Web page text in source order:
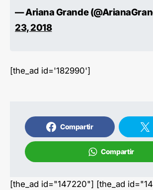
— Ariana Grande
23, 2018
[the_ad id='182990']
Compartir
Compartir
[the_ad id="147220"] [the_ad